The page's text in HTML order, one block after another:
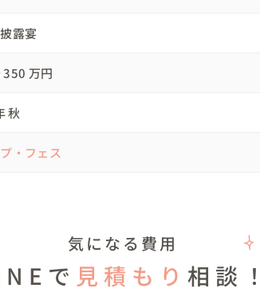
スタイムを組み込むことにこだわられました。
露宴
万円
秋
・フェス
気になる費用
で 見積もり 相談！